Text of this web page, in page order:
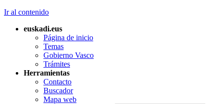
Ir al contenido
euskadi.eus
Página de inicio
Temas
Gobierno Vasco
Trámites
Herramientas
Contacto
Buscador
Mapa web